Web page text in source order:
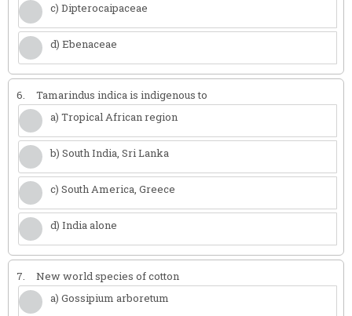
c) Dipterocaipaceae
d) Ebenaceae
6.
Tamarindus indica is indigenous to
a) Tropical African region
b) South India, Sri Lanka
c) South America, Greece
d) India alone
7.
New world species of cotton
a) Gossipium arboretum